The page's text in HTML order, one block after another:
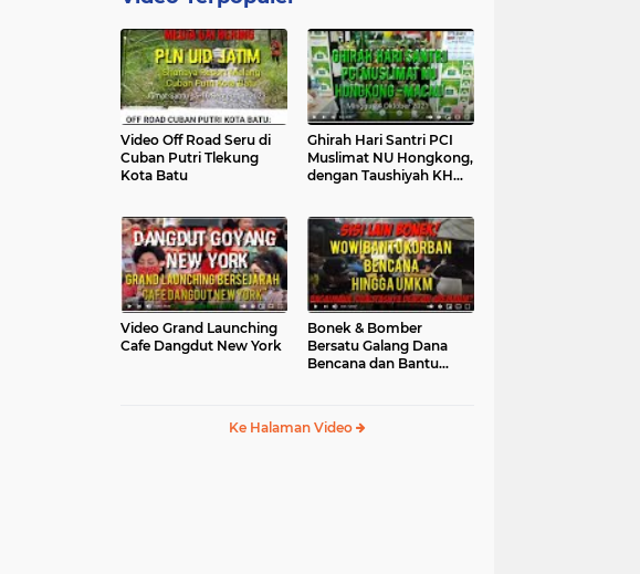
Video Off Road Seru di
Cuban Putri Tlekung
Kota Batu
Ghirah Hari Santri PCI
Muslimat NU Hongkong,
dengan Taushiyah KH
Video Grand Launching
Cafe Dangdut New York
Bonek & Bomber
Bersatu Galang Dana
Bencana dan Bantu
Ke Halaman Video